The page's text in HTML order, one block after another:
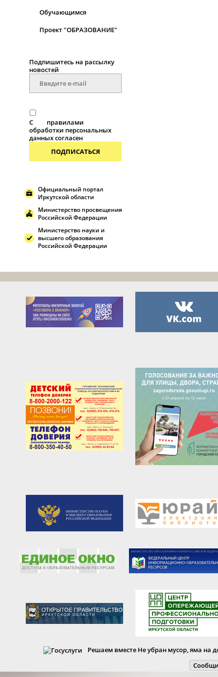
Обучающимся
Проект "ОБРАЗОВАНИЕ"
Подпишитесь на рассылку
новостей
С
правилами
обработки персональных
данных согласен
ПОДПИСАТЬСЯ
Официальный портал
Иркутской области
Министерство просвещения
Российской Федерации
Министерство науки и
высшего образования
Российской Федерации
Решаем вместе Не убран мусор, яма на